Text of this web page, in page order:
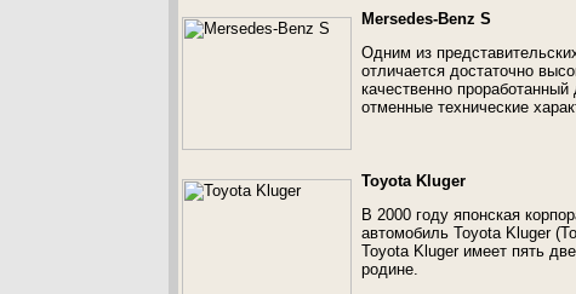
Mersedes-Benz S
Одним из
отличается достаточно
качественно
отменные технические
Toyota Kluger
В 2000 году японская
автомобиль Toyota Kluger
Toyota Kluger имеет пять
родине.